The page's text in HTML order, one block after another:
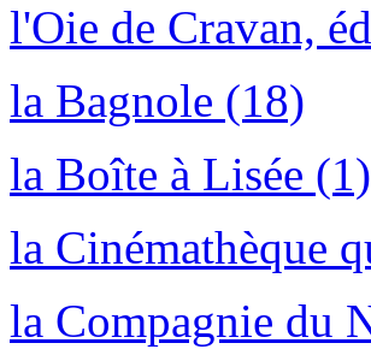
l'Oie de Cravan,
la Bagnole (18)
la Boîte à Lisée (1)
la Cinémathèque
la Compagnie du